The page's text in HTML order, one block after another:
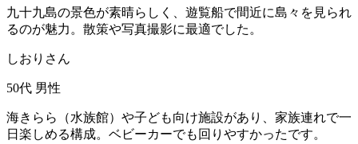
九十九島の景色が素晴らしく、遊覧船で間近に島々を見られ
るのが魅力。散策や写真撮影に最適でした。
しおりさん
50代 男性
海きらら（水族館）や子ども向け施設があり、家族連れで一
日楽しめる構成。ベビーカーでも回りやすかったです。